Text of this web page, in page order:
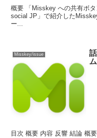
概要 「Misskey への共有ボ
social JP」で紹介した
ー...
Misskey/issue
目次 概要 内容 反響 結論 概要